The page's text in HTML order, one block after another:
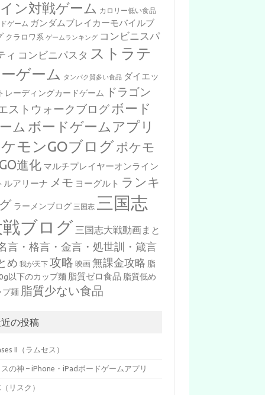
ン対戦ゲーム カロリー低い食品
ゲーム ガンダムブレイカーモバイルブ
クラロワ系 ゲームランキング コンビニスパ
ィ コンビニパスタ ストラテ
ゲーム
タンパク質多い食品 ダイエッ
トレーディングカードゲーム
ドラゴン
ストウォークブログボード
ム ボードゲームアプリ
モンGOブログポケモ
進化 マルチプレイヤーオンライン
ルアリーナ メモ ヨーグルト ランキ
ラーメンブログ 三国志 三国志
戦ブログ 三国志大戦動画まと
言・格言・金言・処世訓・箴言
め 我が天下 攻略 映画 無課金攻略 脂
以下のカップ麺 脂質ゼロ食品 脂質低め
プ麺 脂質少ない食品
の投稿
II（ラムセス）
の神 – iPhone・iPadボードゲームアプリ
（リスク）